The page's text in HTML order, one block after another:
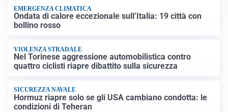
EMERGENZA CLIMATICA
Ondata di calore eccezionale sull’Italia: 19 città con
bollino rosso
VIOLENZA STRADALE
Nel Torinese aggressione automobilistica contro
quattro ciclisti riapre dibattito sulla sicurezza
SICUREZZA NAVALE
Hormuz riapre solo se gli USA cambiano condotta: le
condizioni di Teheran